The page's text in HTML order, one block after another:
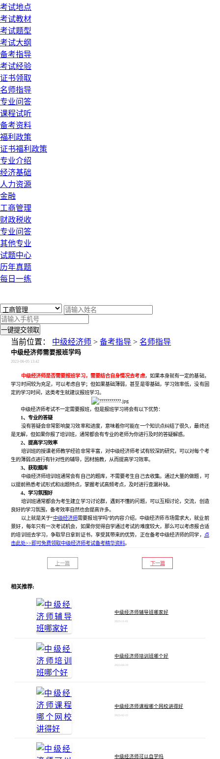
考试地点
考试教材
考试题型
考试大纲
备考指导
考试经验
证书领取
名师指导
专业问答
课程试听
备考资料
福利政策
证书福利政策
专业介绍
经济基础
人力资源
金融
工商管理
财政税收
专业问答
其他专业
试题中心
历年真题
每日一练
一键提交领取
当前位置： 中级经济师 >备考指导 > 名师指导
中级经济师需要报班学吗
2023-06-05 13:42
中级经济师是否需要报班学习，需要结合自身情况去考虑，如果本身就有一定的基础，
学习时间较为充足，可以考虑自学；但如果基础薄弱，甚至是零基础，学习效率低，没有固
定的学习时间，这类考生就建议报班学习。
中级经济师考试不一定需要报班，但是报班学习将会有以下优势：
1、专业的答疑
没有答疑会非常影响复习效率和进度，意味着你可能在一个知识点纠结了很久，最终还
是无解，但如果你报了培训班，通常都会有专业的老师为你进行及时的答疑解惑。
2、提高学习效率
培训班的授课老师教学经验非常丰富，对中级经济师考试有较深的研究，可以对每个考
生的薄弱点进行有针对性的辅导，因材施教，从而提高学习效率。
3、获取题库
中级经济师培训班通常会有自己的题库，不需要考生自己去收集。通过大量的做题，可
以提前熟悉考试形式和出题特点，掌握考试高频考点，及时进行查漏补缺。
4、学习氛围好
培训班通常都会为考生建立学习讨论群，遇到不懂的问题，可以互相讨论，交流，创造
良好的学习氛围，备考效率自然也会提高许多。
以上就是关于“中级经济师需要报班学吗”的内容介绍，中级经济师市场需求大，就业前
景好，每年只有一次考试机会，如果你觉得自学通过考试的难度较大，那么可以考虑报合适
的培训班去学习，争取早日拿到证书，享受其带来的优势，正在备考中级经济师的同学，
点
击此处>>即可免费领取中级经济师考试备考精华资料。
上一篇 下一篇
相关推荐:
中级经济师辅导班哪家好
2023-11-01
中级经济师培训班哪个好
2023-04-19
中级经济师课程哪个网校讲得好
2023-02-15
中级经济师可以自学吗